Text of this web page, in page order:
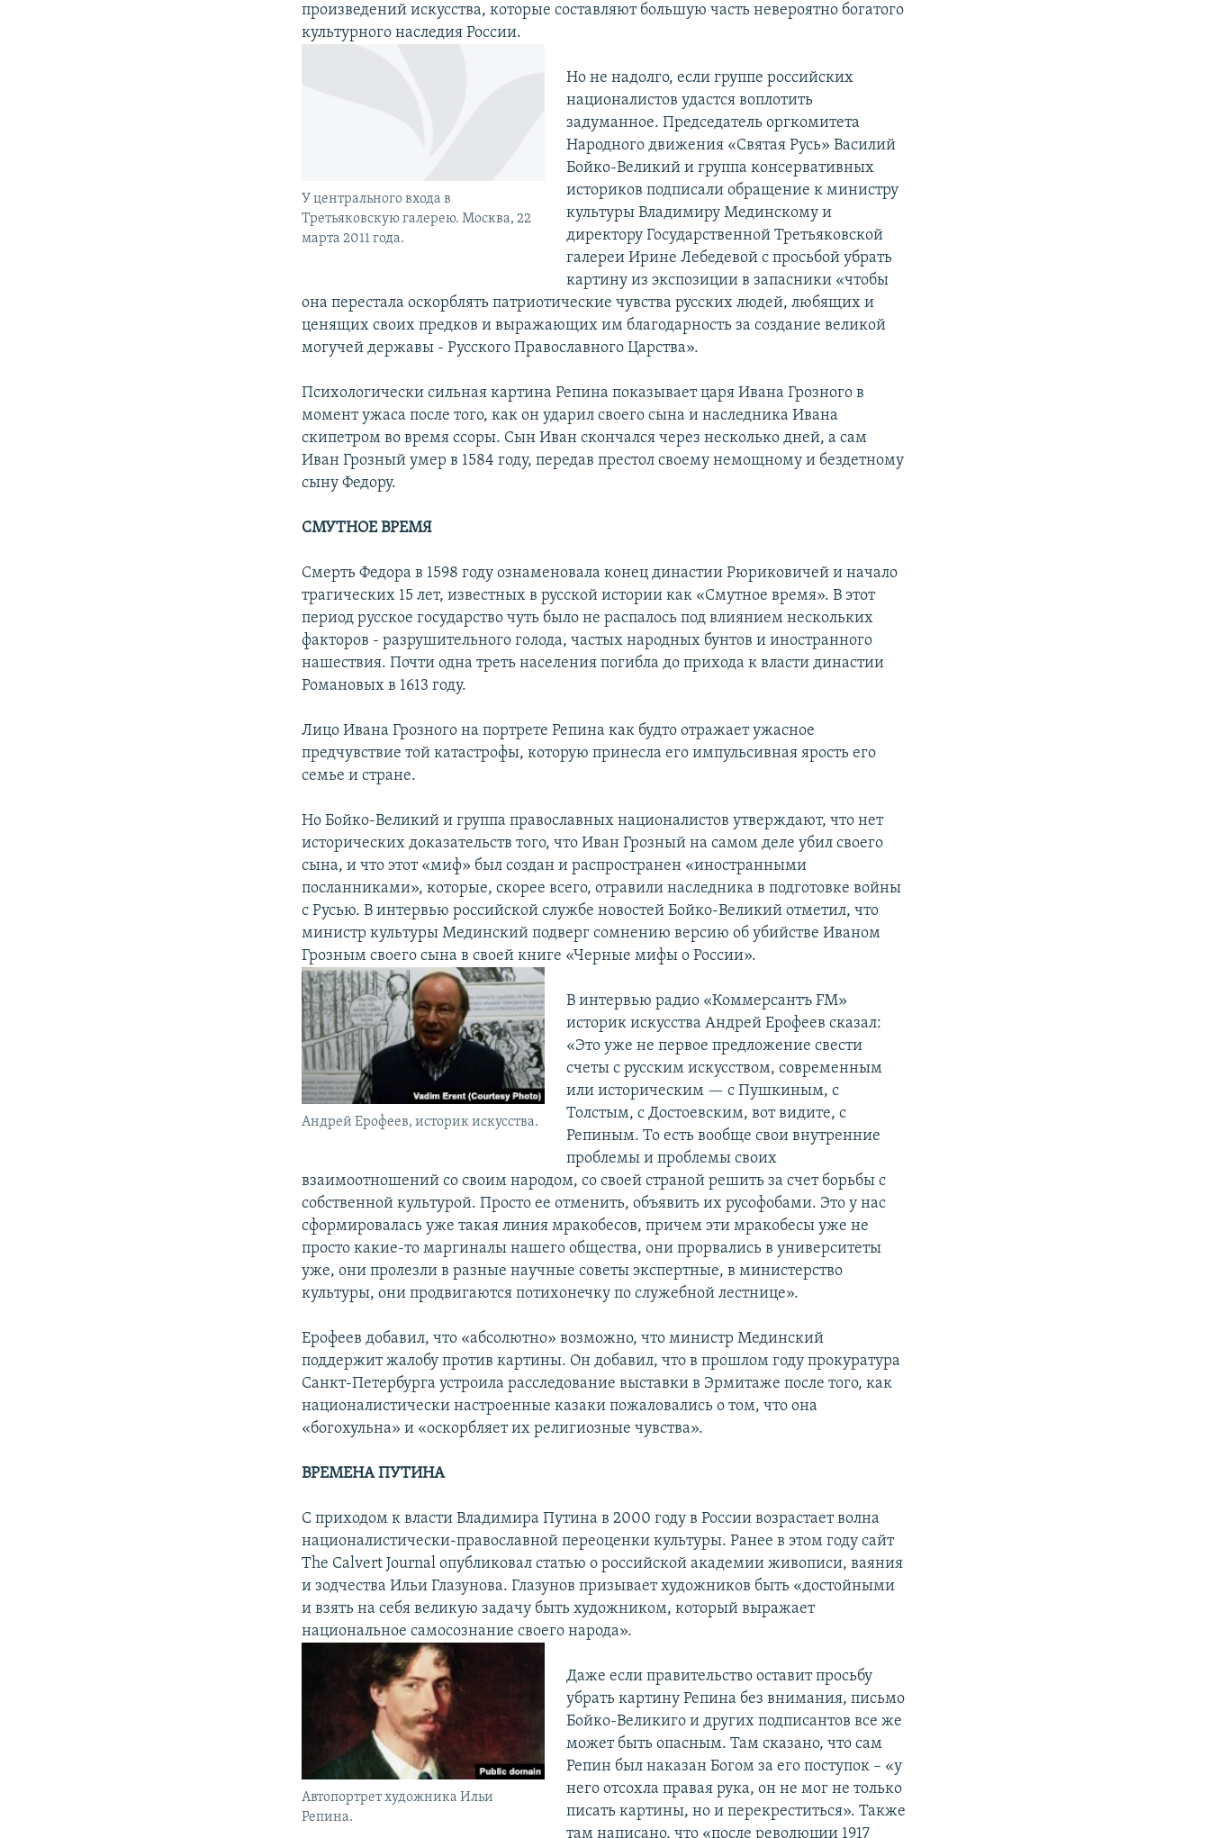
произведений искусствa, которые составляют большую часть невероятно богатого
культурного наследия России.
У центрального входа в
Третьяковскую галерею. Москва, 22
марта 2011 года.
Но не надолго, если группе российских
националистов удастся воплотить
задуманное. Председатель оргкомитета
Народного движения «Святая Русь» Василий
Бойко-Великий и группа консервативных
историков подписали обращение к министру
культуры Владимиру Мединскому и
директору Государственной Третьяковской
галереи Ирине Лебедевой с просьбой убрать
картину из экспозиции в запасники «чтобы
она перестала оскорблять патриотические чувства русских людей, любящих и
ценящих своих предков и выражающих им благодарность за создание великой
могучей державы - Русского Православного Царства».
Психологически сильная картина Репина показывает царя Ивана Грозного в
момент ужаса после того, как он ударил своего сына и наследника Ивана
скипетром во время ссоры. Сын Иван скончался через несколько дней, а сам
Иван Грозный умер в 1584 году, передав престол своему немощному и бездетному
сыну Федору.
СМУТНОЕ ВРЕМЯ
Смерть Федора в 1598 году ознаменовала конец династии Рюриковичей и начало
трагических 15 лет, известных в русской истории как «Смутное время». В этот
период pусское государство чуть было не распалось под влиянием нескольких
факторов - разрушительного голода, частых народных бунтов и иностранного
нашествия. Почти одна треть населения погибла до прихода к власти династии
Романовых в 1613 году.
Лицо Ивана Грозного на портрете Репина как будто отражает ужасное
предчувствие той катастрофы, которую принесла его импульсивная ярость его
семьe и странe.
Но Бойко-Великий и группа православных националистов утверждают, что нет
исторических доказательств того, что Иван Грозный на самом деле убил своего
сына, и что этот «миф» был создан и распространен «иностранными
посланниками», которые, скорее всего, отравили наследника в подготовке войны
с Русью. В интервью российской службе новостей Бойко-Великий отметил, что
министр культуры Мединский подверг сомнению версию об убийстве Иваном
Грозным своего сына в своей книге «Черные мифы о России».
Андрей Ерофеев, историк искусства.
В интервью радио «Коммерсантъ FM»
историк искусства Андрей Ерофеев сказал:
«Это уже не первое предложение свести
счеты с русским искусством, современным
или историческим — с Пушкиным, с
Толстым, с Достоевским, вот видите, с
Репиным. То есть вообще свои внутренние
проблемы и проблемы своих
взаимоотношений со своим народом, со своей страной решить за счет борьбы с
собственной культурой. Просто ее отменить, объявить их русофобами. Это у нас
сформировалась уже такая линия мракобесов, причем эти мракобесы уже не
просто какие-то маргиналы нашего общества, они прорвались в университеты
уже, они пролезли в разные научные советы экспертные, в министерство
культуры, они продвигаются потихонечку по служебной лестнице».
Ерофеев добавил, что «абсолютно» возможно, что министр Мединский
поддержит жалобу против картины. Он добавил, что в прошлом году прокуратура
Санкт-Петербурга устроила расследование выставки в Эрмитаже после того, как
националистически настроенные казаки пожаловались о том, что она
«богохульна» и «оскорбляет их религиозные чувства».
ВРЕМЕНА ПУТИНА
С приходом к власти Владимира Путина в 2000 году в России возрастает волна
националистически-православной переоценки культуры. Ранее в этом году сайт
The Calvert Journal опубликовал статью о российской академии живописи, ваяния
и зодчества Ильи Глазунова. Глазунов призывает художников быть «достойными
и взять на себя великую задачу быть художником, который выражает
национальное самосознание своего народа».
Автопортрет художника Ильи
Репина.
Даже если правительство оставит просьбу
убрать картину Репина без внимания, письмо
Бойко-Великиго и других подписантов все же
может быть опасным. Там сказано, что сам
Репин был наказан Богом за его поступок – «у
него отсохла правая рука, он не мог не только
писать картины, но и перекреститься». Также
там написано, что «после революции 1917